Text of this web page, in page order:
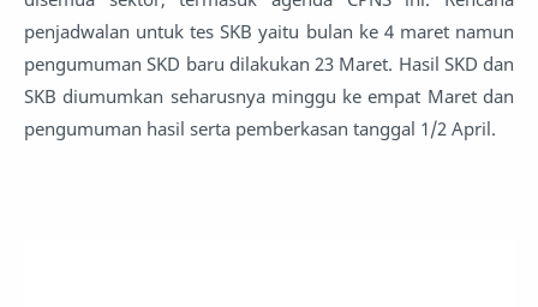
penjadwalan untuk tes SKB yaitu bulan ke 4 maret namun
pengumuman SKD baru dilakukan 23 Maret. Hasil SKD dan
SKB diumumkan seharusnya minggu ke empat Maret dan
pengumuman hasil serta pemberkasan tanggal 1/2 April.